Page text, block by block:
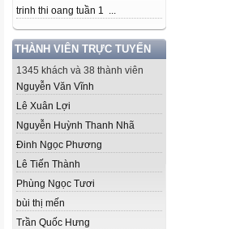
trinh thi oang tuần 1 ...
THÀNH VIÊN TRỰC TUYẾN
1345 khách và 38 thành viên
Nguyễn Văn Vĩnh
Lê Xuân Lợi
Nguyễn Huỳnh Thanh Nhã
Đinh Ngọc Phương
Lê Tiến Thành
Phùng Ngọc Tươi
bùi thị mến
Trần Quốc Hưng